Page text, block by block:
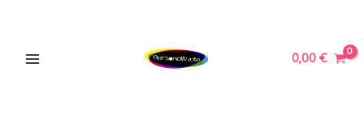
0,00 €